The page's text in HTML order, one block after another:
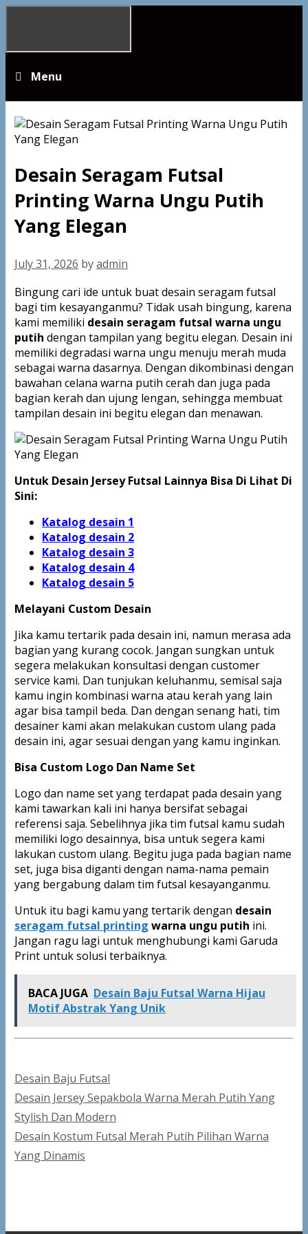
Menu
Desain Seragam Futsal
Printing Warna Ungu Putih
Yang Elegan
July 31, 2026 byadmin
Bingung cari ide untuk buat desain seragam futsal
bagi tim kesayanganmu? Tidak usah bingung, karena
kami memiliki desain seragam futsal warna ungu
putih dengan tampilan yang begitu elegan. Desain ini
memiliki degradasi warna ungu menuju merah muda
sebagai warna dasarnya. Dengan dikombinasi dengan
bawahan celana warna putih cerah dan juga pada
bagian kerah dan ujung lengan, sehingga membuat
tampilan desain ini begitu elegan dan menawan.
Untuk Desain Jersey Futsal Lainnya Bisa Di Lihat Di
Sini:
Katalog desain 1
Katalog desain 2
Katalog desain 3
Katalog desain 4
Katalog desain 5
Melayani Custom Desain
Jika kamu tertarik pada desain ini, namun merasa ada
bagian yang kurang cocok. Jangan sungkan untuk
segera melakukan konsultasi dengan customer
service kami. Dan tunjukan keluhanmu, semisal saja
kamu ingin kombinasi warna atau kerah yang lain
agar bisa tampil beda. Dan dengan senang hati, tim
desainer kami akan melakukan custom ulang pada
desain ini, agar sesuai dengan yang kamu inginkan.
Bisa Custom Logo Dan Name Set
Logo dan name set yang terdapat pada desain yang
kami tawarkan kali ini hanya bersifat sebagai
referensi saja. Sebelihnya jika tim futsal kamu sudah
memiliki logo desainnya, bisa untuk segera kami
lakukan custom ulang. Begitu juga pada bagian name
set, juga bisa diganti dengan nama-nama pemain
yang bergabung dalam tim futsal kesayanganmu.
Untuk itu bagi kamu yang tertarik dengan desain
seragam futsal printing warna ungu putih ini.
Jangan ragu lagi untuk menghubungi kami Garuda
Print untuk solusi terbaiknya.
BACA JUGA Desain Baju Futsal Warna Hijau
Motif Abstrak Yang Unik
Categories
Desain Baju Futsal
Post
navigation
Desain Jersey Sepakbola Warna Merah Putih Yang
Stylish Dan Modern
Desain Kostum Futsal Merah Putih Pilihan Warna
Yang Dinamis